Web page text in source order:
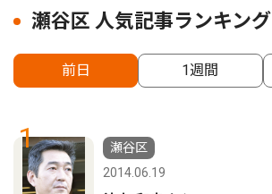
瀬谷区 人気記事ランキング
前日 1週間
1
瀬谷区
2014.06.19